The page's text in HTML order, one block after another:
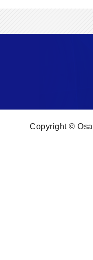
Copyright ©